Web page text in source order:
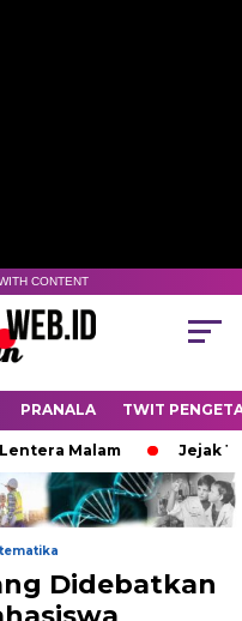
CONTENT
PRANALA TWIT
Malam Jejak 100
Didebatkan